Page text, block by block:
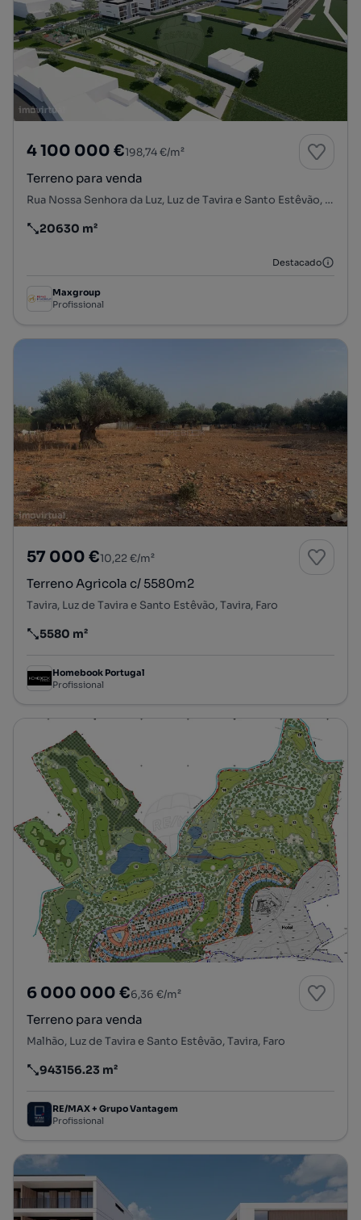
4 100 000 €198,74 €/m²
Terreno para venda
Rua Nossa Senhora da Luz, Luz de Tavira e Santo Estêvão, Tavira, Faro
Preço por metro quadrado
20630 m²
Destacado
Maxgroup
Profissional
57 000 €10,22 €/m²
Terreno Agricola c/ 5580m2
Tavira, Luz de Tavira e Santo Estêvão, Tavira, Faro
Preço por metro quadrado
5580 m²
Homebook Portugal
Profissional
6 000 000 €6,36 €/m²
Terreno para venda
Malhão, Luz de Tavira e Santo Estêvão, Tavira, Faro
Preço por metro quadrado
943156.23 m²
RE/MAX + Grupo Vantagem
Profissional